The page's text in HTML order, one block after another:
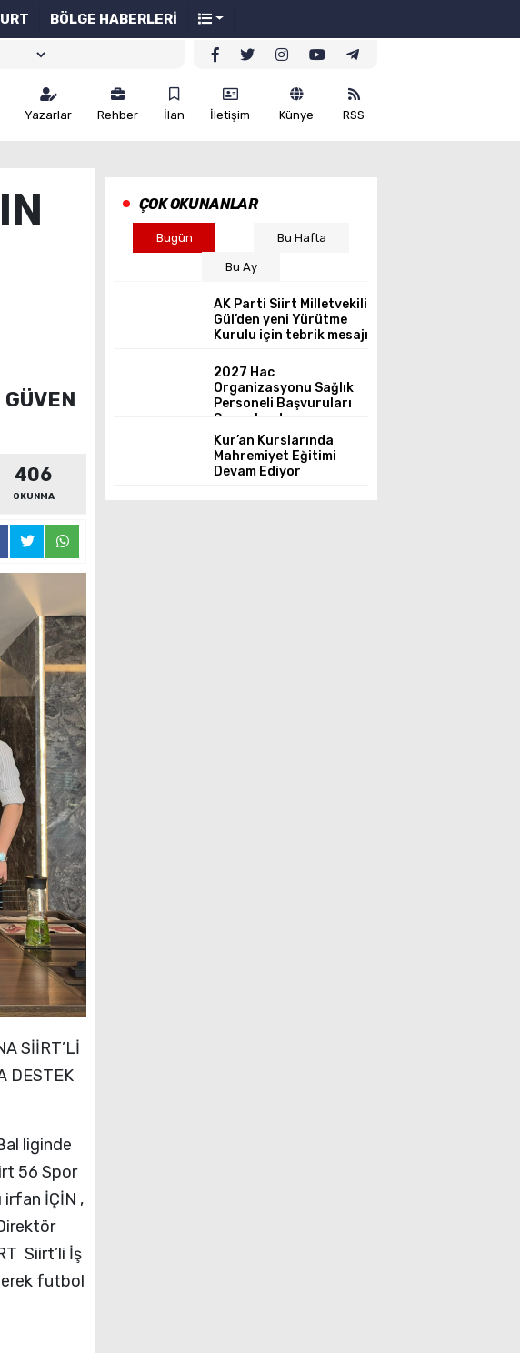
BÖLGE HABERLERİ
Yazarlar Rehber İlan İletişim Künye RSS
406
OKUNMA
SİİRT’Lİ
DESTEK
liginde
56 Spor
irfan İÇİN ,
Siirt’li İş
futbol
ÇOK OKUNANLAR
Bugün Bu Hafta
Bu Ay
AK Parti Siirt Milletvekili
Gül’den yeni Yürütme
Kurulu için tebrik mesajı
2027 Hac
Organizasyonu Sağlık
Personeli Başvuruları
Sonuçlandı
Kur’an Kurslarında
Mahremiyet Eğitimi
Devam Ediyor